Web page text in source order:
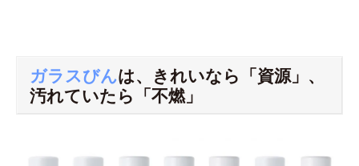
ガラスびんは、きれいなら「資源」、
汚れていたら「不燃」